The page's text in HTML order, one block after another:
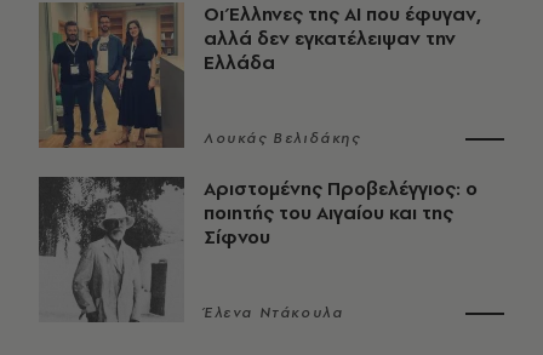
Οι Έλληνες της ΑΙ που έφυγαν,
αλλά δεν εγκατέλειψαν την
Ελλάδα
Λουκάς Βελιδάκης
Αριστομένης Προβελέγγιος: ο
ποιητής του Αιγαίου και της
Σίφνου
Έλενα Ντάκουλα